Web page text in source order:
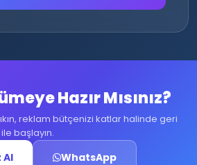
Hazır Mısınız?
reklam bütçenizi katlar halinde geri
başlayın.
Al WhatsApp